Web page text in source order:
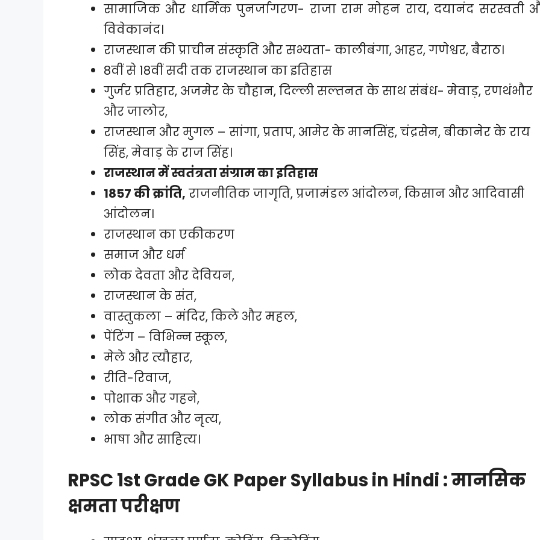
सामाजिक और धार्मिक पुनर्जागरण- राजा राम मोहन राय, दयानंद सरस्वती
विवेकानंद।
राजस्थान की प्राचीन संस्कृति और सभ्यता- कालीबंगा, आहर, गणेश्वर, बैराठ।
8वीं से 18वीं सदी तक राजस्थान का इतिहास
गुर्जर प्रतिहार, अजमेर के चौहान, दिल्ली सल्तनत के साथ संबंध- मेवाड़, रणथंभौर
और जालोर,
राजस्थान और मुगल – सांगा, प्रताप, आमेर के मानसिंह, चंद्रसेन, बीकानेर के राय
सिंह, मेवाड़ के राज सिंह।
राजस्थान में स्वतंत्रता संग्राम का इतिहास
1857 की क्रांति, राजनीतिक जागृति, प्रजामंडल आंदोलन, किसान और आदिवासी
आंदोलन।
राजस्थान का एकीकरण
समाज और धर्म
लोक देवता और देवियन,
राजस्थान के संत,
वास्तुकला – मंदिर, किले और महल,
पेंटिंग – विभिन्न स्कूल,
मेले और त्यौहार,
रीति-रिवाज,
पोशाक और गहने,
लोक संगीत और नृत्य,
भाषा और साहित्य।
RPSC 1st Grade GK Paper Syllabus in Hindi : मानसिक
क्षमता परीक्षण